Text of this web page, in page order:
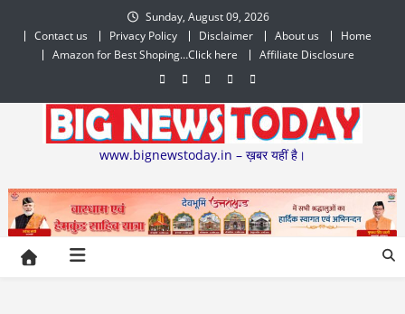
content
Sunday, August 09, 2026
Contact us
Privacy Policy Disclaimer About us
Home
Amazon for Best Shoping…Click here
Affiliate Disclosure
www.bignewstoday.in – ख़बर यहीं है।